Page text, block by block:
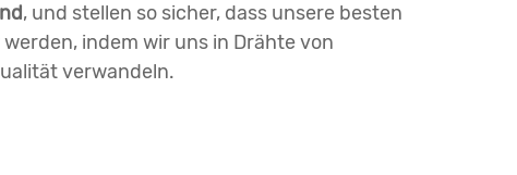
, und stellen so sicher, dass unsere besten
indem wir uns in Drähte von
verwandeln.